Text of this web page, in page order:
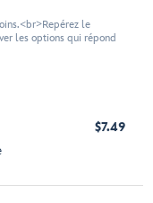
le
les options qui répond
$7.49